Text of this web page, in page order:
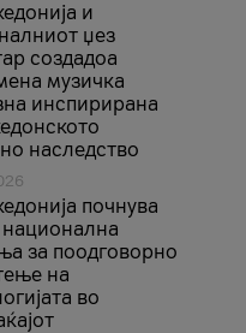
и
џез
создадоа
музичка
инспирирана
наследство
почнува
за поодговорно
на
во